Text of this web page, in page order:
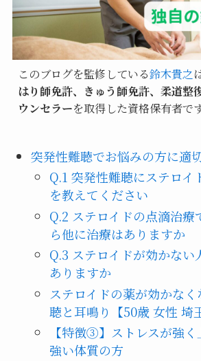
このブログを監修している鈴木貴之
はり師免許、きゅう師免許、柔道整
ウンセラーを取得した資格保有者です
突発性難聴でお悩みの方に適
Q.1 突発性難聴にステロイ
を教えてください
Q.2 ステロイドの点滴治療
ら他に治療はありますか
Q.3 ステロイドが効かない
ありますか
ステロイドの薬が効かな
聴と耳鳴り【50歳 女性 埼
【特徴③】ストレスが強
強い体質の方